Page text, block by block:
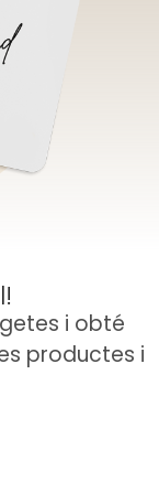
i obté
productes i